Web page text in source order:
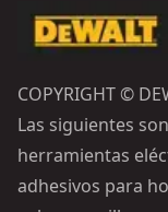
COPYRIGHT ©
Las siguientes
herramientas
adhesivos para